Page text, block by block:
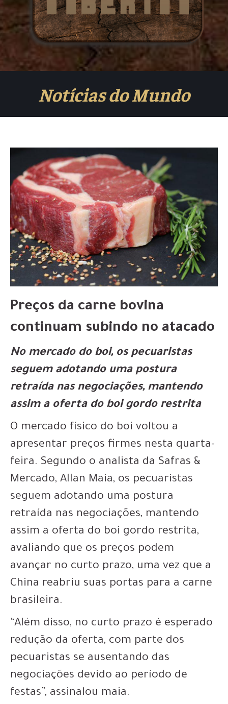
Notícias do Mundo
Preços da carne bovina
continuam subindo no atacado
No mercado do boi, os pecuaristas
seguem adotando uma postura
retraída nas negociações, mantendo
assim a oferta do boi gordo restrita
O mercado físico do boi voltou a
apresentar preços firmes nesta quarta-
feira. Segundo o analista da Safras &
Mercado, Allan Maia, os pecuaristas
seguem adotando uma postura
retraída nas negociações, mantendo
assim a oferta do boi gordo restrita,
avaliando que os preços podem
avançar no curto prazo, uma vez que a
China reabriu suas portas para a carne
brasileira.
“Além disso, no curto prazo é esperado
redução da oferta, com parte dos
pecuaristas se ausentando das
negociações devido ao período de
festas”, assinalou maia.